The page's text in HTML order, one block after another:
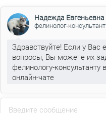
Введите сообщение
Надежда Евгеньевна
фелинолог-консультант
Здравствуйте! Если у Вас
вопросы, Вы можете их
фелинологу-консультанту в
онлайн-чате